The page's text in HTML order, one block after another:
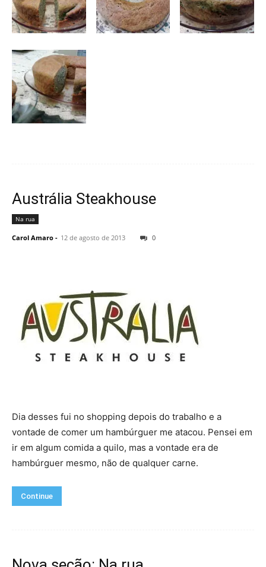
Austrália Steakhouse
Na rua
Carol Amaro - 12 de agosto de 2013 0
Dia desses fui no shopping depois do trabalho e a
vontade de comer um hambúrguer me atacou. Pensei em
ir em algum comida a quilo, mas a vontade era de
hambúrguer mesmo, não de qualquer carne.
Continue